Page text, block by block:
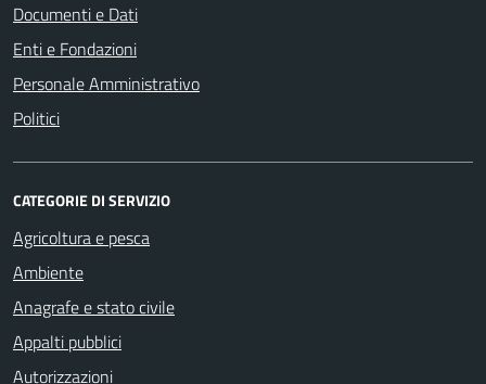
Documenti e Dati
Enti e Fondazioni
Personale Amministrativo
Politici
CATEGORIE DI SERVIZIO
Agricoltura e pesca
Ambiente
Anagrafe e stato civile
Appalti pubblici
Autorizzazioni